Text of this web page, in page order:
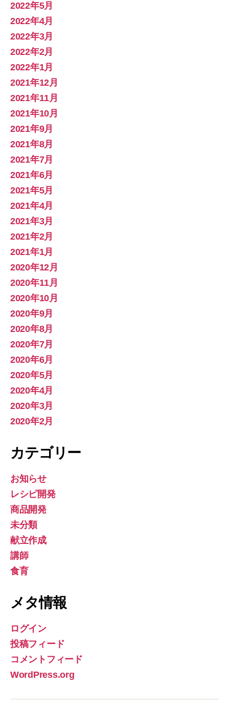
2022年5月
2022年4月
2022年3月
2022年2月
2022年1月
2021年12月
2021年11月
2021年10月
2021年9月
2021年8月
2021年7月
2021年6月
2021年5月
2021年4月
2021年3月
2021年2月
2021年1月
2020年12月
2020年11月
2020年10月
2020年9月
2020年8月
2020年7月
2020年6月
2020年5月
2020年4月
2020年3月
2020年2月
カテゴリー
お知らせ
レシピ開発
商品開発
未分類
献立作成
講師
食育
メタ情報
ログイン
投稿フィード
コメントフィード
WordPress.org